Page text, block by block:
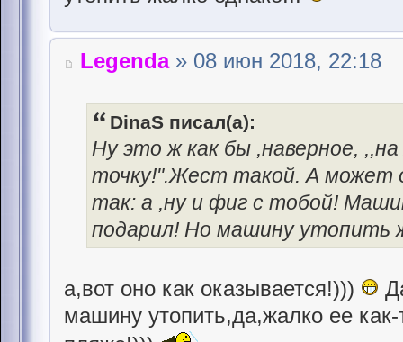
Legenda» 08 июн 2018, 22:18
DinaS писал(а):
Ну это ж как бы ,наверное,
точку!".Жест такой. А может
так: а ,ну и фиг с тобой!
подарил! Но машину утопить
а,вот оно как оказывается!)))
машину утопить,да,жалко ее